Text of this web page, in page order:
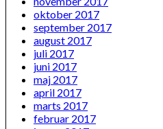
oktober 2017
september 2017
august 2017
juli 2017
juni 2017
maj 2017
april 2017
marts 2017
februar 2017